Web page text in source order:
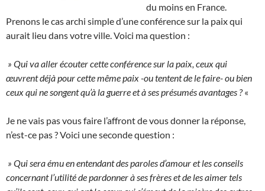
du moins en France.
Prenons le cas archi simple d’une conférence sur la paix qui
aurait lieu dans votre ville. Voici ma question :
» Qui va aller écouter cette conférence sur la paix, ceux qui
œuvrent déjà pour cette même paix -ou tentent de le faire- ou bien
ceux qui ne songent qu’à la guerre et à ses présumés avantages ?«
Je ne vais pas vous faire l’affront de vous donner la réponse,
n’est-ce pas ? Voici une seconde question :
» Qui sera ému en entendant des paroles d’amour et les conseils
concernant l’utilité de pardonner à ses frères et de les aimer tels